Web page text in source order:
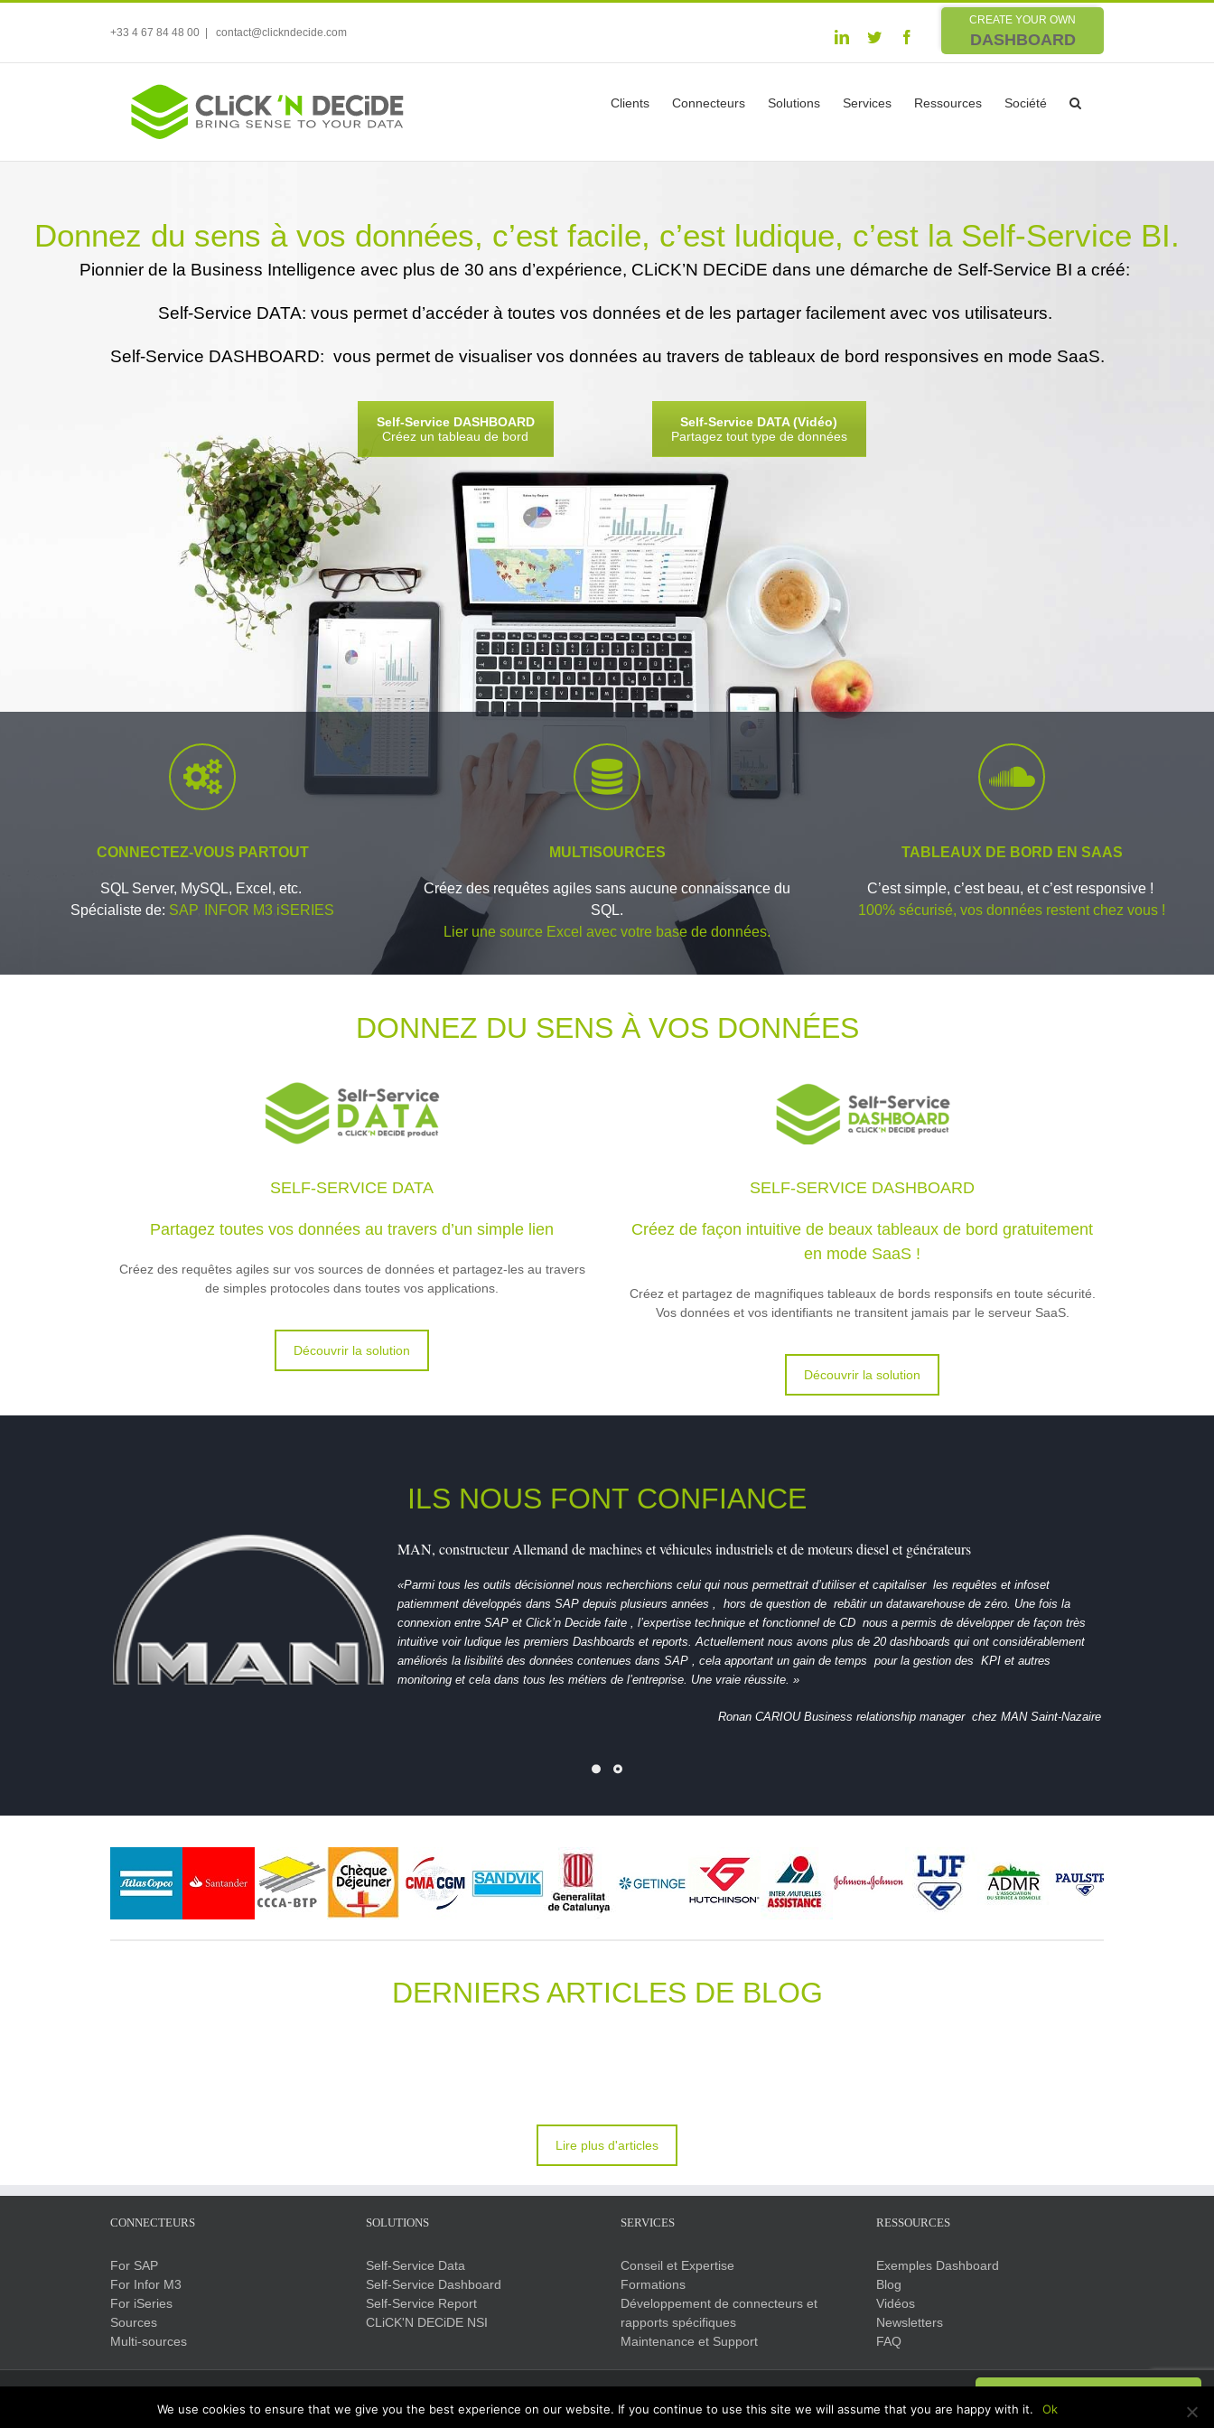
+33 4 67 84 48 00 contact@clickndecide.com
CREATE YOUR OWN
DASHBOARD
LinkedinTwitter
Clients Connecteurs Solutions Services Ressources Société
Donnez du sens à vos données, c’est facile, c’est ludique, c’est la Self-Service BI.
Pionnier de la Business Intelligence avec plus de 30 ans d’expérience, CLiCK’N DECiDE dans une démarche de Self-Service BI a créé:
Self-Service DATA: vous permet d’accéder à toutes vos données et de les partager facilement avec vos utilisateurs.
Self-Service DASHBOARD: vous permet de visualiser vos données au travers de tableaux de bord responsives en mode SaaS.
Self-Service DASHBOARD
Créez un tableau de bord
Self-Service DATA (Vidéo)
Partagez tout type de données
CONNECTEZ-VOUS PARTOUT
SQL Server, MySQL, Excel, etc.
Spécialiste de: SAP, INFOR M3 iSERIES
MULTISOURCES
Créez des requêtes agiles sans aucune connaissance du
SQL.
Lier une source Excel avec votre base de données.
TABLEAUX DE BORD EN SAAS
C’est simple, c’est beau, et c’est responsive !
100% sécurisé, vos données restent chez vous !
DONNEZ DU SENS À VOS DONNÉES
SELF-SERVICE DATA
Partagez toutes vos données au travers d’un simple lien
Créez des requêtes agiles sur vos sources de données et partagez-les au travers
de simples protocoles dans toutes vos applications.
Découvrir la solution
SELF-SERVICE DASHBOARD
Créez de façon intuitive de beaux tableaux de bord gratuitement
en mode SaaS !
Créez et partagez de magnifiques tableaux de bords responsifs en toute sécurité.
Vos données et vos identifiants ne transitent jamais par le serveur SaaS.
Découvrir la solution
ILS NOUS FONT CONFIANCE
MAN, constructeur Allemand de machines et véhicules industriels et de moteurs diesel et générateurs
«Parmi tous les outils décisionnel nous recherchions celui qui nous permettrait d’utiliser et capitaliser les requêtes et infoset
patiemment développés dans SAP depuis plusieurs années , hors de question de rebâtir un datawarehouse de zéro. Une fois la
connexion entre SAP et Click’n Decide faite , l’expertise technique et fonctionnel de CD nous a permis de développer de façon très
intuitive voir ludique les premiers Dashboards et reports. Actuellement nous avons plus de 20 dashboards qui ont considérablement
améliorés la lisibilité des données contenues dans SAP , cela apportant un gain de temps pour la gestion des KPI et autres
monitoring et cela dans tous les métiers de l’entreprise. Une vraie réussite. »
Ronan CARIOU Business relationship manager chez MAN Saint-Nazaire
DERNIERS ARTICLES DE BLOG
Lire plus d'articles
CONNECTEURS
For SAP
For Infor M3
For iSeries
Sources
Multi-sources
SOLUTIONS
Self-Service Data
Self-Service Dashboard
Self-Service Report
CLiCK'N DECiDE NSI
SERVICES
Conseil et Expertise
Formations
Développement de connecteurs et
rapports spécifiques
Maintenance et Support
RESSOURCES
Exemples Dashboard
Blog
Vidéos
Newsletters
FAQ
We use cookies to ensure that we give you the best experience on our website. If you continue to use this site we will assume that you are happy with it. Ok